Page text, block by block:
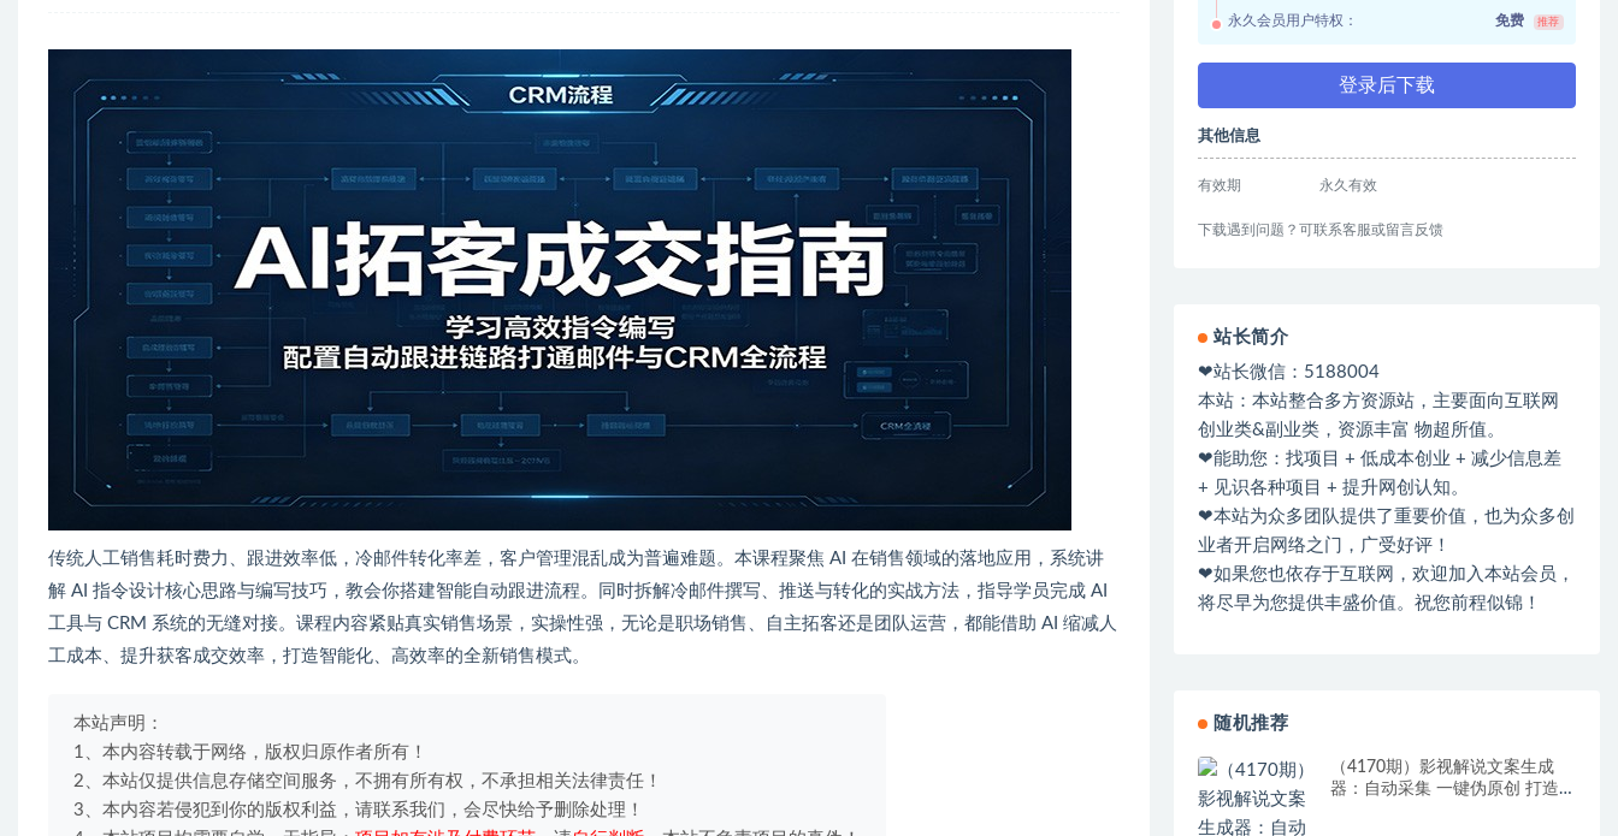
传统人工销售耗时费力、跟进效率低，冷邮件转化率差，客户管理混乱成为普遍难题。本课程聚焦 AI 在销售领域的落地应用，系统讲
解 AI 指令设计核心思路与编写技巧，教会你搭建智能自动跟进流程。同时拆解冷邮件撰写、推送与转化的实战方法，指导学员完成 AI
工具与 CRM 系统的无缝对接。课程内容紧贴真实销售场景，实操性强，无论是职场销售、自主拓客还是团队运营，都能借助 AI 缩减人
工成本、提升获客成交效率，打造智能化、高效率的全新销售模式。
本站声明：
1、本内容转载于网络，版权归原作者所有！
2、本站仅提供信息存储空间服务，不拥有所有权，不承担相关法律责任！
3、本内容若侵犯到你的版权利益，请联系我们，会尽快给予删除处理！
永久会员用户特权： 免费 推荐
登录后下载
其他信息
有效期 永久有效
下载遇到问题？可联系客服或留言反馈
站长简介
❤站长微信：5188004
本站：本站整合多方资源站，主要面向互联网
创业类&副业类，资源丰富 物超所值。
❤能助您：找项目 + 低成本创业 + 减少信息差
+ 见识各种项目 + 提升网创认知。
❤本站为众多团队提供了重要价值，也为众多创
业者开启网络之门，广受好评！
❤如果您也依存于互联网，欢迎加入本站会员，
将尽早为您提供丰盛价值。祝您前程似锦！
随机推荐
（4170期）影视解说文案生成
器：自动采集 一键伪原创 打造